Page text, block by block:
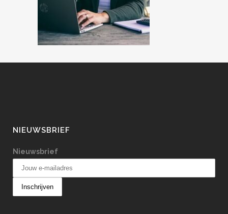
NIEUWSBRIEF
Nieuwsbrief